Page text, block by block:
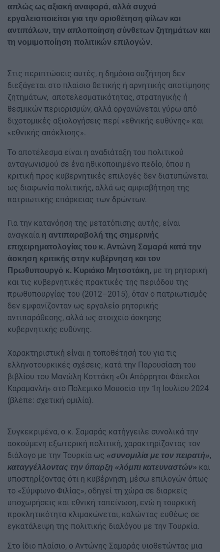
απλώς ως αξιακή αναφορά, αλλά συχνά
εργαλειοποιείται για την οριοθέτηση φίλων και
αντιπάλων, την απλοποίηση σύνθετων ζητημάτων και
τη νομιμοποίηση πολιτικών επιλογών.
Στις περιπτώσεις αυτές, η δημόσια συζήτηση δεν
διεξάγεται στο πλαίσιο θετικής ή αρνητικής αποτίμησης
ζητημάτων, αποτελεσματικότητας, στρατηγικής ή
θεσμικών περιορισμών, αλλά οργανώνεται γύρω από
διχοτομικές αξιολογήσεις περί «εθνικής ευθύνης» και
«εθνικής απόκλισης».
Το αποτέλεσμα είναι η αναδιάταξη του πολιτικού
ανταγωνισμού σε ένα ηθικοποιημένο πεδίο, όπου η
κριτική προς κυβερνητικές επιλογές δεν διατυπώνεται
ως διαφωνία πολιτικής, αλλά ως αμφισβήτηση της
πατριωτικής επάρκειας των δρώντων.
Για την κατανόηση της μετατόπισης αυτής, είναι
αναγκαία η αντιπαραβολή της σημερινής
επιχειρηματολογίας του κ. Αντώνη Σαμαρά κατά την
άσκηση κριτικής στην κυβέρνηση και τον
Πρωθυπουργό κ. Κυριάκο Μητσοτάκη, με τη ρητορική
και τις κυβερνητικές πρακτικές της περιόδου της
πρωθυπουργίας του (2012–2015), όταν ο πατριωτισμός
δεν εμφανίζονταν ως εργαλείο ρητορικής
αντιπαράθεσης, αλλά ως στοιχείο άσκησης
κυβερνητικής ευθύνης.
Χαρακτηριστική είναι η τοποθέτησή του για τις
ελληνοτουρκικές σχέσεις, κατά την Παρουσίαση του
βιβλίου του Μανώλη Κοττάκη «Οι Απόρρητοι Φάκελοι
Καραμανλή» στο Πολεμικό Μουσείο την 1η Ιουλίου 2024
(βλέπε: σχετική ομιλία).
Συγκεκριμένα, ο κ. Σαμαράς κατήγγειλε συνολικά την
ασκούμενη εξωτερική πολιτική, χαρακτηρίζοντας τον
διάλογο με την Τουρκία ως «συνομιλία με τον πειρατή»,
καταγγέλλοντας την ύπαρξη «λόμπι κατευναστών» και
υποστηρίζοντας ότι η κυβέρνηση, μέσω επιλογών όπως
το «Σύμφωνο Φιλίας», οδηγεί τη χώρα σε διαρκείς
υποχωρήσεις και εθνική ταπείνωση, ενώ η τουρκική
προκλητικότητα κλιμακώνεται, καλώντας ευθέως σε
εγκατάλειψη της πολιτικής διαλόγου με την Τουρκία.
Στο ίδιο πλαίσιο, ο Αντώνης Σαμαράς υιοθετώντας μια